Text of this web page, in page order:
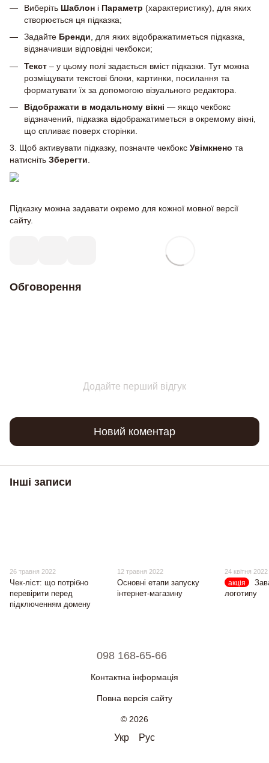
Виберіть Шаблон і Параметр (характеристику), для яких
створюється ця підказка;
Задайте Бренди , для яких відображатиметься підказка,
відзначивши відповідні чекбокси;
Текст – у цьому полі задається вміст підказки. Тут можна
розміщувати текстові блоки, картинки, посилання та
форматувати їх за допомогою візуального редактора.
Відображати в модальному вікні — якщо чекбокс
відзначений, підказка відображатиметься в окремому вікні,
що спливає поверх сторінки.
3. Щоб активувати підказку, позначте чекбокс Увімкнено та
натисніть Зберегти.
Підказку можна задавати окремо для кожної мовної версії
сайту.
Обговорення
Додайте перший відгук
Новий коментар
Інші записи
26 травня 2022
Чек-ліст: що потрібно
перевірити перед
підключенням домену
12 травня 2022
Основні етапи запуску
інтернет-магазину
24 квітня 2022
акція
логотипу
098 168-65-66
Контактна інформація
Повна версія сайту
© 2026
Укр Рус